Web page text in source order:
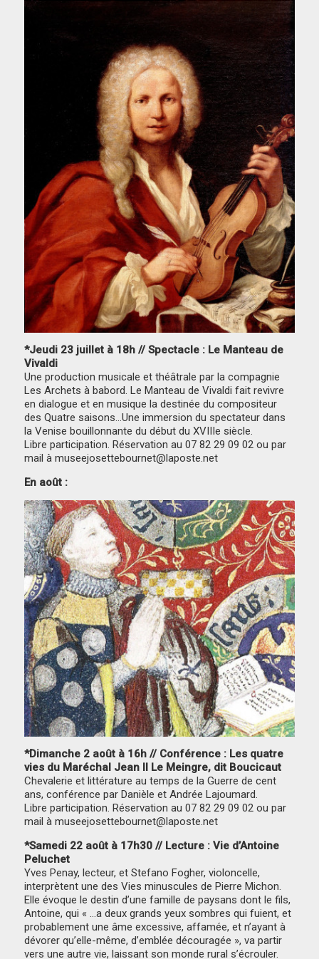
*Jeudi 23 juillet à 18h // Spectacle : Le Manteau de
Vivaldi
Une production musicale et théâtrale par la compagnie
Les Archets à babord. Le Manteau de Vivaldi fait revivre
en dialogue et en musique la destinée du compositeur
des Quatre saisons…Une immersion du spectateur dans
la Venise bouillonnante du début du XVIIIe siècle.
Libre participation. Réservation au 07 82 29 09 02 ou par
mail à museejosettebournet@laposte.net
En août :
*Dimanche 2 août à 16h // Conférence : Les quatre
vies du Maréchal Jean II Le Meingre, dit Boucicaut
Chevalerie et littérature au temps de la Guerre de cent
ans, conférence par Danièle et Andrée Lajoumard.
Libre participation. Réservation au 07 82 29 09 02 ou par
mail à museejosettebournet@laposte.net
*Samedi 22 août à 17h30 // Lecture : Vie d’Antoine
Peluchet
Yves Penay, lecteur, et Stefano Fogher, violoncelle,
interprètent une des Vies minuscules de Pierre Michon.
Elle évoque le destin d’une famille de paysans dont le fils,
Antoine, qui « …a deux grands yeux sombres qui fuient, et
probablement une âme excessive, affamée, et n’ayant à
dévorer qu’elle-même, d’emblée découragée », va partir
vers une autre vie, laissant son monde rural s’écrouler.